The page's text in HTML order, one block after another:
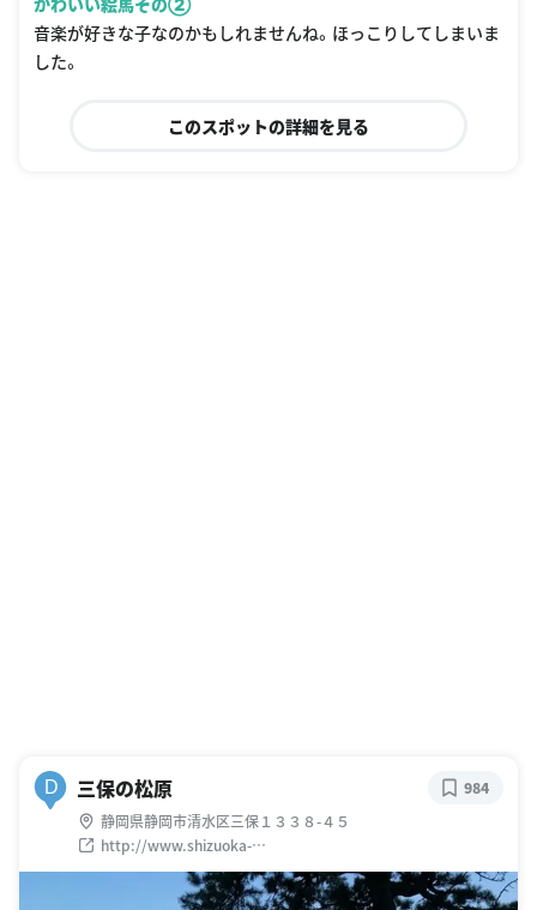
音楽が好きな子なのかもしれませんね。ほっこりしてしまいま
した。
このスポットの詳細を見る
D 三保の松原
静岡県静岡市清水区三保１３３８-４５
http://www.shizuoka-
citypromotion.jp/mihonomatsubara/
984